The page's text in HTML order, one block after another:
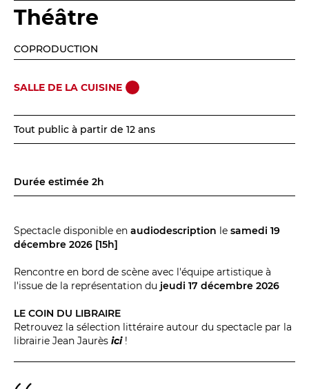
Billetterie en ligne
contact@theatredenice.org
BILLETTERIE 04 93 13 19 00
ADMINISTRATION 04 93 13 90 90
Théâtre
COPRODUCTION
SALLE DE LA CUISINE
Tout public à partir de 12 ans
Durée estimée 2h
Spectacle disponible en audiodescription le samedi 19
décembre 2026 [15h]
Rencontre en bord de scène avec l'équipe artistique à
l'issue de la représentation du jeudi 17 décembre 2026
LE COIN DU LIBRAIRE
Retrouvez la sélection littéraire autour du spectacle par la
librairie Jean Jaurès ici!